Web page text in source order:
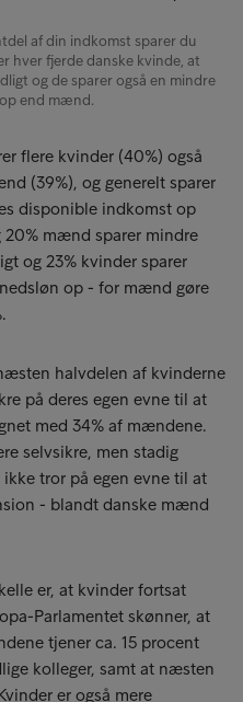
af din indkomst sparer du
hver fjerde danske kvinde, at
og de sparer også en mindre
end mænd.
flere kvinder (40%) også
(39%), og generelt sparer
disponible indkomst op
mænd sparer mindre
og 23% kvinder sparer
op - for mænd gøre
halvdelen af kvinderne
på deres egen evne til at
med 34% af mændene.
selvsikre, men stadig
tror på egen evne til at
- blandt danske mænd
er, at kvinder fortsat
Parlamentet skønner, at
tjener ca. 15 procent
kolleger, samt at næsten
er også mere